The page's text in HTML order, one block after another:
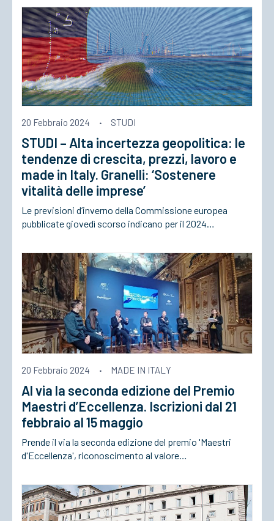
20 Febbraio 2024 · STUDI
STUDI – Alta incertezza geopolitica: le
tendenze di crescita, prezzi, lavoro e
made in Italy. Granelli: ‘Sostenere
vitalità delle imprese’
Le previsioni d’inverno della Commissione europea
pubblicate giovedì scorso indicano per il 2024…
20 Febbraio 2024 · MADE IN ITALY
Al via la seconda edizione del Premio
Maestri d’Eccellenza. Iscrizioni dal 21
febbraio al 15 maggio
Prende il via la seconda edizione del premio 'Maestri
d'Eccellenza', riconoscimento al valore…